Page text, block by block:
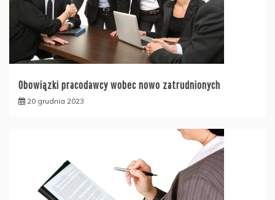
Obowiązki pracodawcy wobec nowo zatrudnionych
20 grudnia 2023